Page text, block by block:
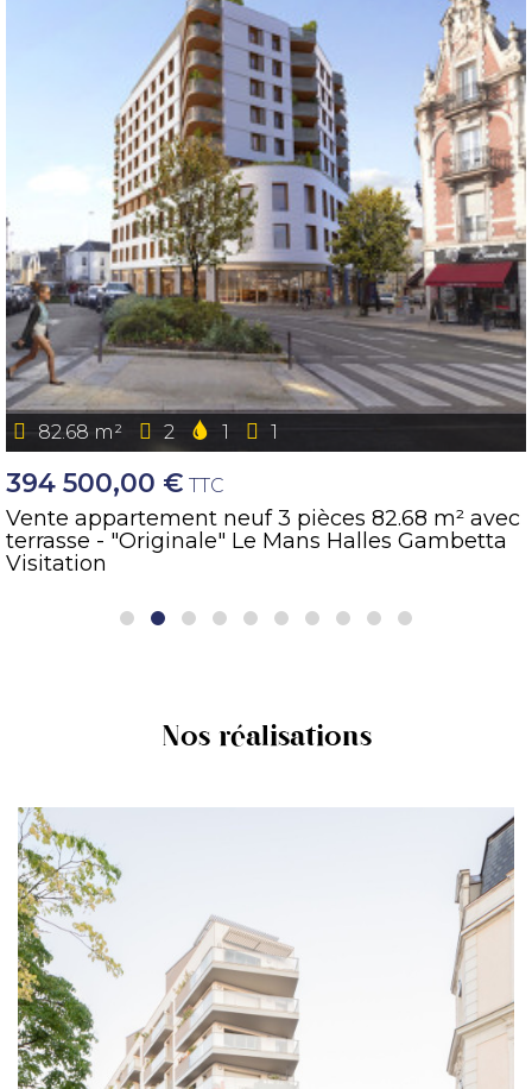
82.68 m² 2 1 1
394 500,00 € TTC
Vente appartement neuf 3 pièces 82.68 m² avec
terrasse - "Originale" Le Mans Halles Gambetta
Visitation
Nos réalisations
En savoir +